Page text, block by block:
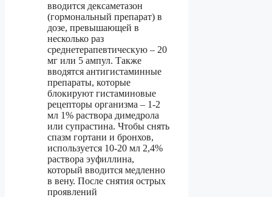
вводится дексаметазон
(гормональный препарат) в
дозе, превышающей в
несколько раз
среднетерапевтическую – 20
мг или 5 ампул. Также
вводятся антигистаминные
препараты, которые
блокируют гистаминовые
рецепторы организма – 1-2
мл 1% раствора димедрола
или супрастина. Чтобы снять
спазм гортани и бронхов,
используется 10-20 мл 2,4%
раствора эуфиллина,
который вводится медленно
в вену. После снятия острых
проявлений